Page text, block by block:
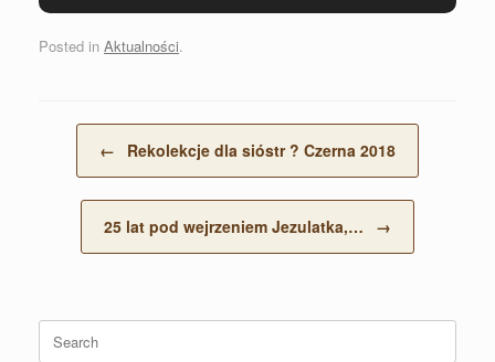
Posted in Aktualności.
← Rekolekcje dla sióstr ? Czerna 2018
25 lat pod wejrzeniem Jezulatka,… →
Search
for: